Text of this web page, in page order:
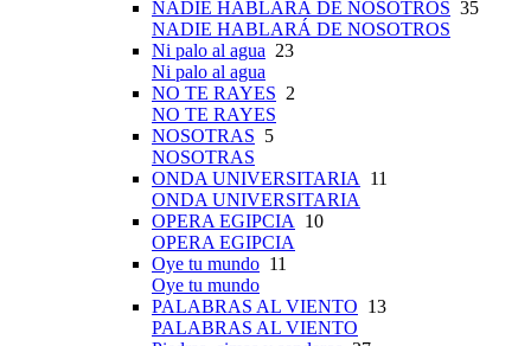
NADIE HABLARÁ DE NOSOTROS 35
NADIE HABLARÁ DE NOSOTROS
Ni palo al agua 23
Ni palo al agua
NO TE RAYES 2
NO TE RAYES
NOSOTRAS 5
NOSOTRAS
ONDA UNIVERSITARIA
11
ONDA UNIVERSITARIA
OPERA EGIPCIA
10
OPERA EGIPCIA
Oye tu mundo 11
Oye tu mundo
PALABRAS AL VIENTO 13
PALABRAS AL VIENTO